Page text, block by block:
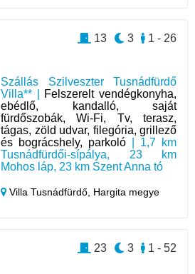
Szállás Szilveszter Tusnádfürdő
Villa** | Felszerelt vendégkonyha,
ebédlő, kandalló, saját
fürdőszobák, Wi-Fi, Tv, terasz,
tágas, zöld udvar, filegória, grillező
és bográcshely, parkoló | 1,7 km
Tusnádfürdői-sípálya, 23 km
Mohos láp, 23 km Szent Anna tó
Villa Tusnádfürdő, Hargita megye
1 - 26
3
13
1 - 52
3
23